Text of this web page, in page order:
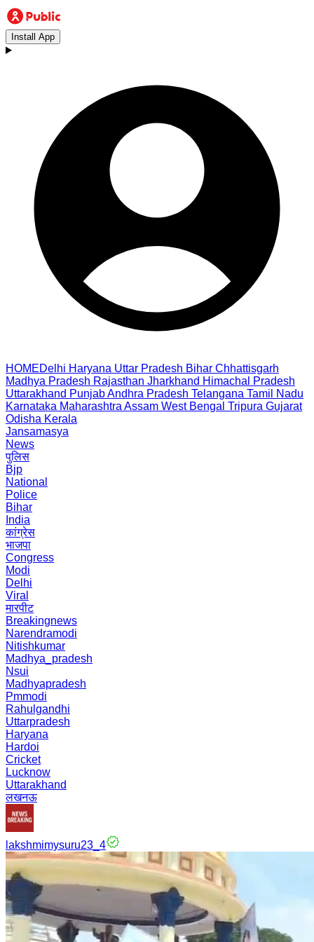
Install App
HOMEDelhi Haryana Uttar Pradesh Bihar Chhattisgarh
Madhya Pradesh Rajasthan Jharkhand Himachal Pradesh
Uttarakhand PunjabAndhra Pradesh Telangana Tamil Nadu
Karnataka Maharashtra Assam West Bengal Tripura Gujarat
Odisha Kerala
Jansamasya
News
पुलिस
Bjp
National
Police
Bihar
India
कांग्रेस
भाजपा
Congress
Modi
Delhi
Viral
मारपीट
Breakingnews
Narendramodi
Nitishkumar
Madhya_pradesh
Nsui
Madhyapradesh
Pmmodi
Rahulgandhi
Uttarpradesh
Haryana
Hardoi
Cricket
Lucknow
Uttarakhand
लखनऊ
lakshmimysuru23_4